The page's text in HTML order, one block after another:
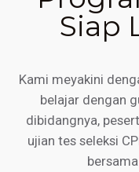
Siap
Kami meyakini
belajar dengan
dibidangnya,
ujian tes seleksi